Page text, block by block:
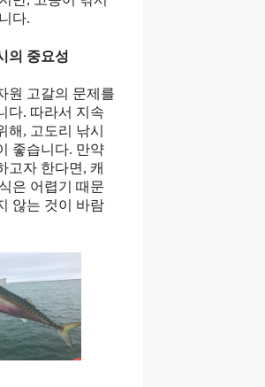
다.
의 중요성
원 고갈의 문제를
다. 따라서 지속
해, 고도리 낚시
좋습니다. 만약
고자 한다면, 캐
은 어렵기 때문
않는 것이 바람